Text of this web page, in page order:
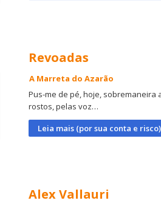
Revoadas
A Marreta do Azarão
Pus-me de pé, hoje,
rostos, pelas voz…
Leia mais (por sua conta e
Alex Vallauri